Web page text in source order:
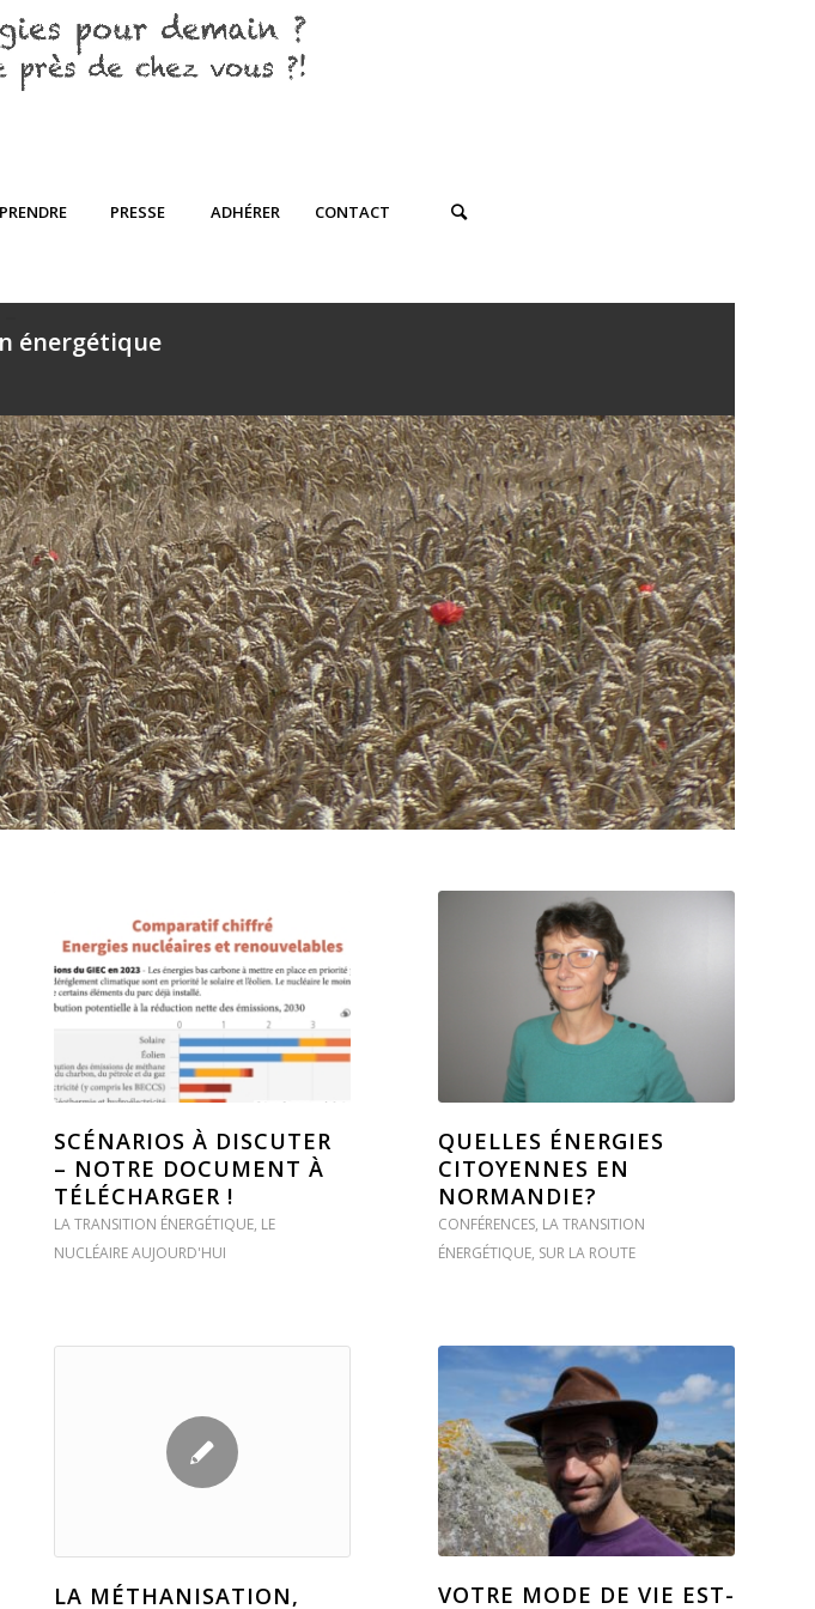
PRESSE ADHÉRER CONTACT
énergétique
SCÉNARIOS À DISCUTER
– NOTRE DOCUMENT À
TÉLÉCHARGER !
LA TRANSITION ÉNERGÉTIQUE, LE
NUCLÉAIRE AUJOURD'HUI
QUELLES ÉNERGIES
CITOYENNES EN
NORMANDIE?
CONFÉRENCES, LA TRANSITION
ÉNERGÉTIQUE, SUR LA ROUTE
LA MÉTHANISATION,
VOTRE MODE DE VIE EST-